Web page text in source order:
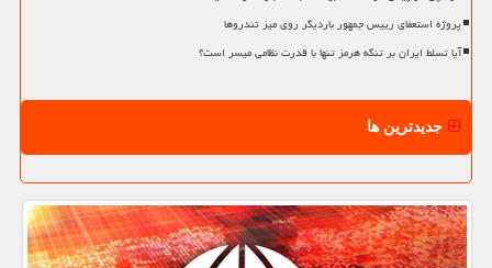
پروژه استعفای رییس جمهور باردیگر روی میز تندروها
آیا تسلط ایران بر تنگه هرمز تنها با قدرت نظامی میسر است؟
جدیدترین ها